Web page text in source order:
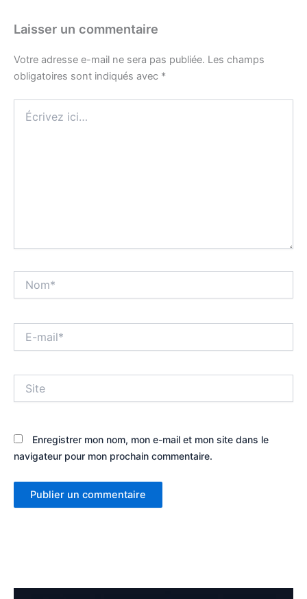
Laisser un commentaire
Votre adresse e-mail ne sera pas publiée. Les champs
obligatoires sont indiqués avec *
ici…
mail*
Enregistrer mon nom, mon e-mail et mon site dans le
navigateur pour mon prochain commentaire.